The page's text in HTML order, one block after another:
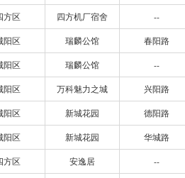
方区 四方机厂宿舍
--
阳区 瑞麟公馆
春阳路
阳区 瑞麟公馆
--
阳区 万科魅力之城
兴阳路
阳区 新城花园
德阳路
阳区 新城花园
华城路
方区 安逸居
--